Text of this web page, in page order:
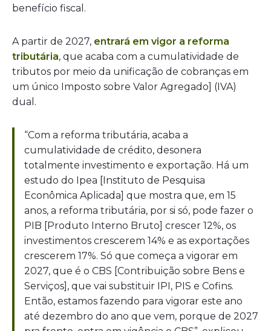
benefício fiscal.
A partir de 2027, entrará em vigor a reforma
tributária, que acaba com a cumulatividade de
tributos por meio da unificação de cobranças em
um único Imposto sobre Valor Agregado] (IVA)
dual.
“Com a reforma tributária, acaba a
cumulatividade de crédito, desonera
totalmente investimento e exportação. Há um
estudo do Ipea [Instituto de Pesquisa
Econômica Aplicada] que mostra que, em 15
anos, a reforma tributária, por si só, pode fazer o
PIB [Produto Interno Bruto] crescer 12%, os
investimentos crescerem 14% e as exportações
crescerem 17%. Só que começa a vigorar em
2027, que é o CBS [Contribuição sobre Bens e
Serviços], que vai substituir IPI, PIS e Cofins.
Então, estamos fazendo para vigorar este ano
até dezembro do ano que vem, porque de 2027